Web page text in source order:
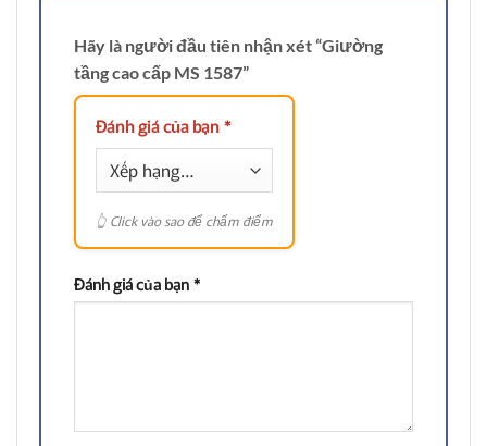
Hãy là người đầu tiên nhận xét “Giường
tầng cao cấp MS 1587”
Đánh giá của bạn*
Đánh giá của bạn*